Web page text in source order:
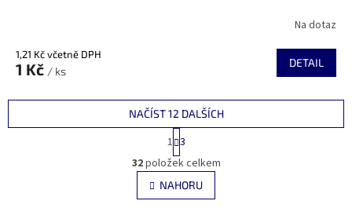
Na dotaz
1,21 Kč včetně DPH
1 Kč / ks
DETAIL
O
v
l
á
NAČÍST 12 DALŠÍCH
t
r
á
n
k
1 3
32položek celkem
NAHORU